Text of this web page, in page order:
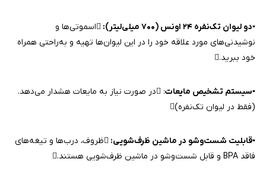
▪️دو لیوان تک‌نفره ۲۴ اونس (۷۰۰ میلی‌لیتر):
اسموتی‌ها و
نوشیدنی‌های مورد علاقه خود را در این لیوان‌ها تهیه و به‌راحتی همراه
خود ببرید.
▪️سیستم تشخیص مایعات
: در صورت نیاز به مایعات هشدار می‌دهد.
(فقط در لیوان تک‌نفره)
▪️قابلیت شست‌وشو در ماشین ظرف‌شویی:
ظروف، درب‌ها و تیغه‌های
فاقد BPA و قابل شست‌وشو در ماشین ظرف‌شویی هستند.